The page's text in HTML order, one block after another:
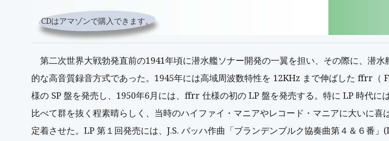
CDはアマゾンで購入できます。
第二次世界大戦勃発直前の1941年頃に潜水艦ソナー開発の一翼を担い、その際に、潜
的な高音質録音方式であった。1945年には高域周波数特性を 12KHz まで伸ばした ffrr
様の SP 盤を発売し、1950年6月には、ffrr 仕様の初の LP 盤を発売する。特に LP 時代に
比べて群を抜く程素晴らしく、当時のハイファイ・マニアやレコード・マニアに大いに
定着させた。LP 第１回発売には、J.S. バッハ作曲「ブランデンブルク協奏曲第４＆６番